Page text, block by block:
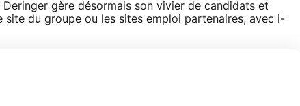
gère désormais son vivier de candidats et
du groupe ou les sites emploi partenaires, avec i-